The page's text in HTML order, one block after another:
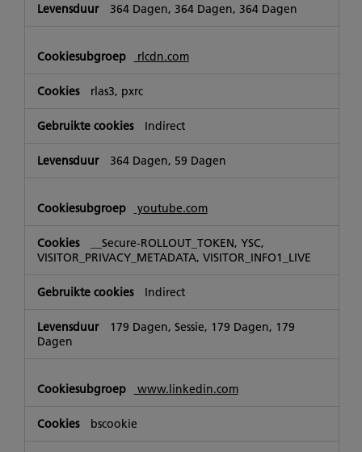
364 Dagen, 364 Dagen, 364 Dagen
rlcdn.com
rlas3, pxrc
Indirect
364 Dagen, 59 Dagen
youtube.com
__Secure-ROLLOUT_TOKEN, YSC,
VISITOR_PRIVACY_METADATA, VISITOR_INFO1_LIVE
Indirect
179 Dagen, Sessie, 179 Dagen, 179
Dagen
www.linkedin.com
bscookie